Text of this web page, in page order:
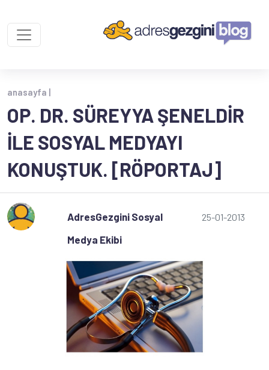
anasayfa |
OP. DR. SÜREYYA ŞENELDIR
ILE SOSYAL MEDYAYI
KONUŞTUK. [RÖPORTAJ]
AdresGezgini Sosyal
Medya Ekibi
25-01-2013